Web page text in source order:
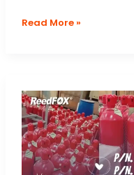
Karakteristik
200
dan
Efek
Paparan
Terhadap
Material
Lain
Read More »